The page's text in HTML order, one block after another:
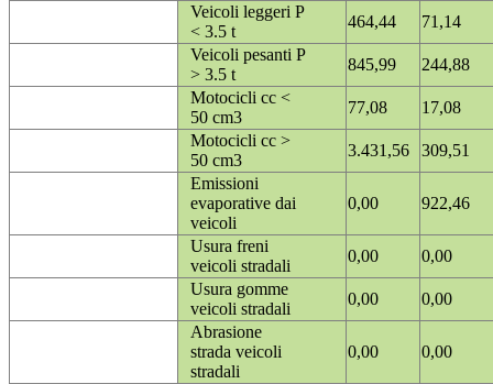
Veicoli leggeri P
< 3.5 t
464,44
71,14
Veicoli pesanti P
> 3.5 t
845,99
244,88
Motocicli cc <
50 cm3
77,08
17,08
Motocicli cc >
50 cm3
3.431,56
309,51
Emissioni
evaporative dai
veicoli
0,00 922,46
Usura freni
veicoli stradali
0,00
0,00
Usura gomme
veicoli stradali
0,00
0,00
Abrasione
strada veicoli
stradali
0,00 0,00